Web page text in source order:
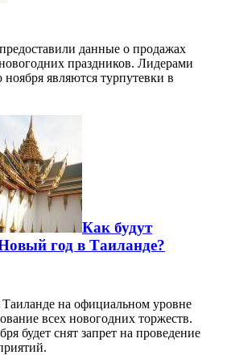
данные о продажах
праздников. Лидерами
являются турпутевки в
Как будут
год в Таиланде?
на официальном уровне
всех новогодних торжеств.
будет снят запрет на проведение